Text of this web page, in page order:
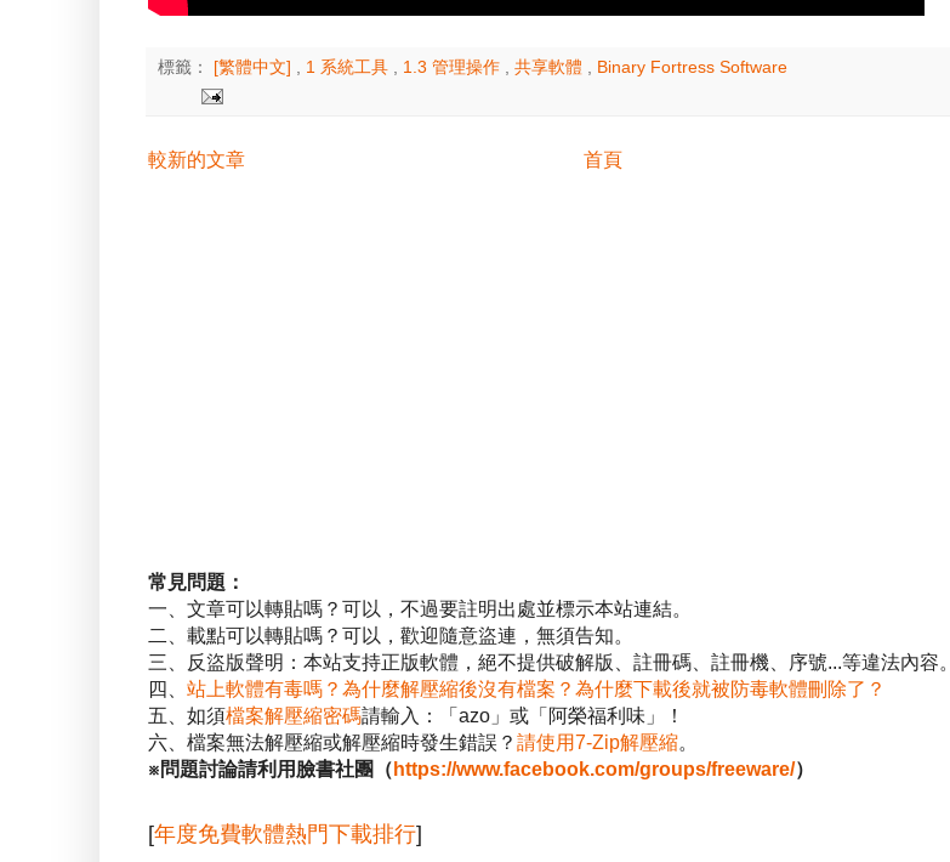
標籤： [繁體中文] 1 系統工具 1.3 管理操作 共享軟體 Binary Fortress Software
較新的文章 首頁
常見問題：
一、文章可以轉貼嗎？可以，不過要註明出處並標示本站連結。
二、載點可以轉貼嗎？可以，歡迎隨意盜連，無須告知。
三、反盜版聲明：本站支持正版軟體，絕不提供破解版、註冊碼、註冊機、序號...等違法內容。
四、 站上軟體有毒嗎？為什麼解壓縮後沒有檔案？為什麼下載後就被防毒軟體刪除了？
五、如須檔案解壓縮密碼請輸入：「azo」或「阿榮福利味」！
六、檔案無法解壓縮或解壓縮時發生錯誤？ 請使用7-Zip解壓縮。
※問題討論請利用臉書社團（ https://www.facebook.com/groups/freeware/）
[年度免費軟體熱門下載排行]